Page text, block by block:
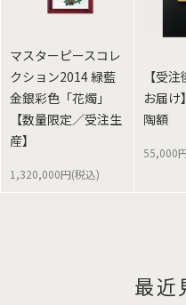
マスターピースコレ
クション2014 緑藍
金銀彩色「花燭」
【数量限定／受注生
産】
1,320,000円(税込)
【受
お届け
陶額
55,000
最近